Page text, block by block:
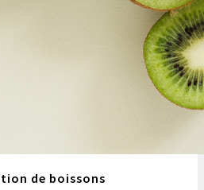
de boissons